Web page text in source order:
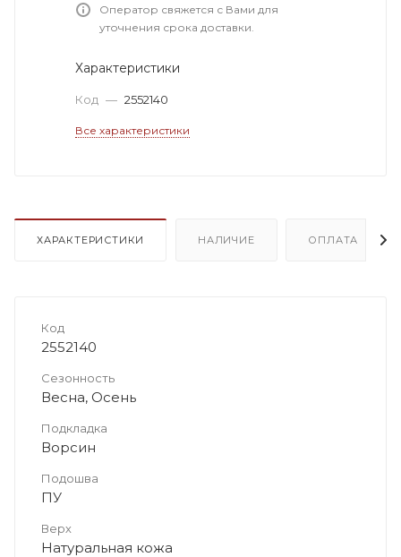
Оператор свяжется с Вами для
уточнения срока доставки.
Характеристики
Код — 2552140
Все характеристики
ХАРАКТЕРИСТИКИ НАЛИЧИЕ ОПЛАТА
Код
2552140
Сезонность
Весна, Осень
Подкладка
Ворсин
Подошва
ПУ
Верх
Натуральная кожа